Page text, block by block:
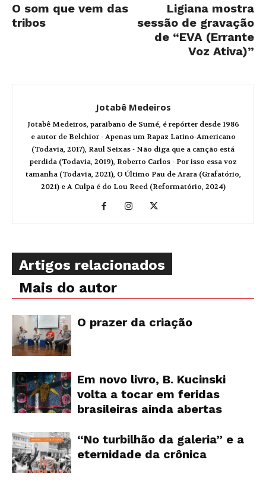
O som que vem das
tribos
Ligiana mostra
sessão de gravação
de “EVA (Errante
Voz Ativa)”
Jotabê Medeiros
Jotabê Medeiros, paraibano de Sumé, é repórter desde 1986
e autor de Belchior - Apenas um Rapaz Latino-Americano
(Todavia, 2017), Raul Seixas - Não diga que a canção está
perdida (Todavia, 2019), Roberto Carlos - Por isso essa voz
tamanha (Todavia, 2021), O Último Pau de Arara (Grafatório,
2021) e A Culpa é do Lou Reed (Reformatório, 2024)
Artigos relacionados
Mais do autor
O prazer da criação
Em novo livro, B. Kucinski
volta a tocar em feridas
brasileiras ainda abertas
“No turbilhão da galeria” e a
eternidade da crônica